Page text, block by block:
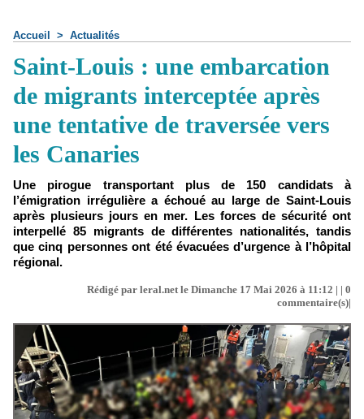
Accueil > Actualités
Saint-Louis : une embarcation
de migrants interceptée après
une tentative de traversée vers
les Canaries
Une pirogue transportant plus de 150 candidats à
l’émigration irrégulière a échoué au large de Saint-Louis
après plusieurs jours en mer. Les forces de sécurité ont
interpellé 85 migrants de différentes nationalités, tandis
que cinq personnes ont été évacuées d’urgence à l’hôpital
régional.
Rédigé par leral.net le Dimanche 17 Mai 2026 à 11:12 | | 0
commentaire(s)|